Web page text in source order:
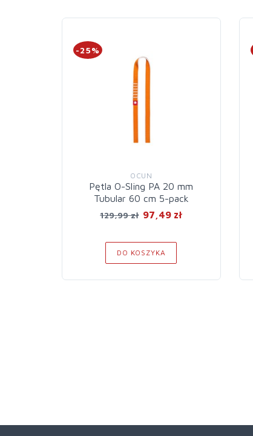
-25%
OCUN
Pętla O-Sling PA 20 mm
Tubular 60 cm 5-pack
129,99 zł 97,49 zł
DO KOSZYKA